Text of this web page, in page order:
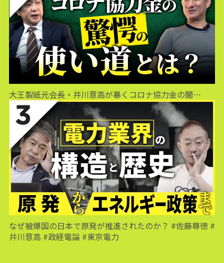
大王製紙元会長・井川意高が暴くコロナ協力金の闇…
なぜ被爆国の日本で原発が推進されたのか？ #佐藤尊徳 #
井川意高 #政経電論 #東京電力